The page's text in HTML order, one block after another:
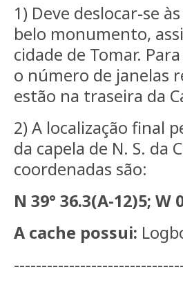
1) Deve deslocar-se
belo monumento,
cidade de Tomar.
o número de janelas
estão na traseira da
2) A localização final
da capela de N. S. da
coordenadas são:
N 39° 36.3(A-12)5; W
A cache possui: